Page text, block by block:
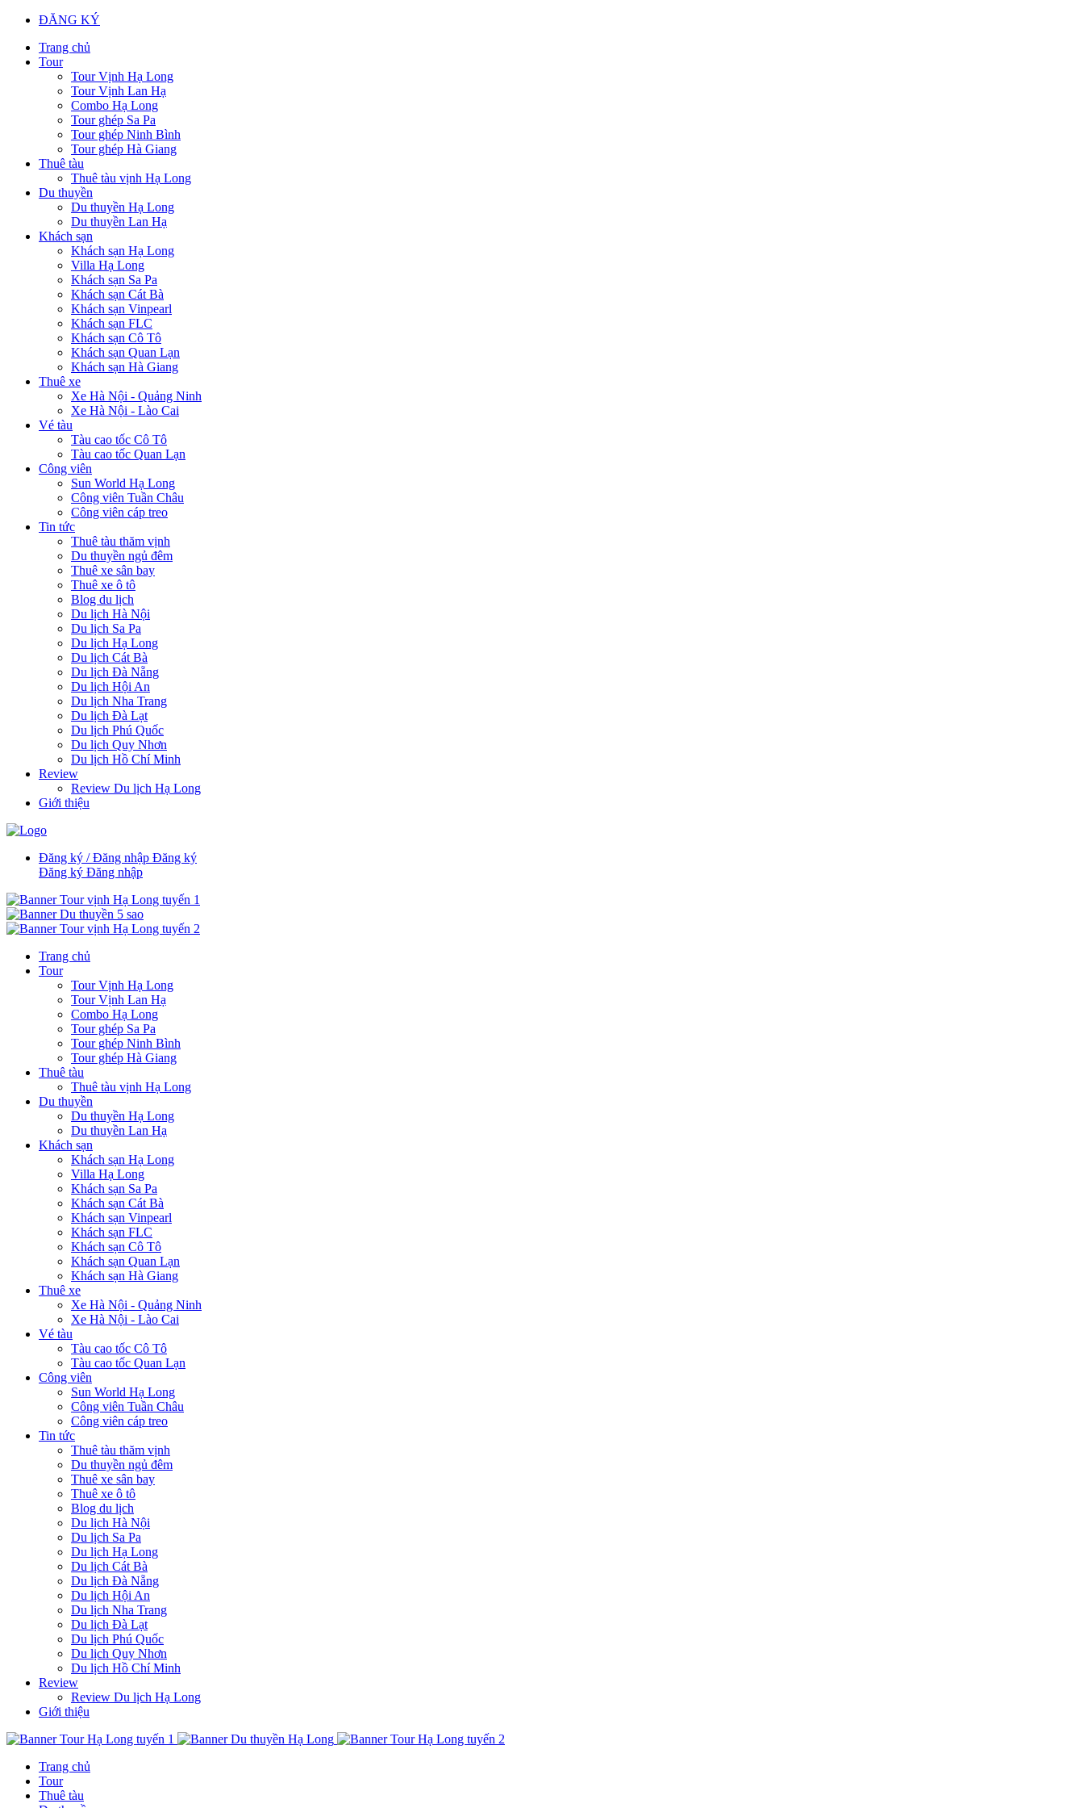
ĐĂNG KÝ
Trang chủ
Tour
Tour Vịnh Hạ Long
Tour Vịnh Lan Hạ
Combo Hạ Long
Tour ghép Sa Pa
Tour ghép Ninh Bình
Tour ghép Hà Giang
Thuê tàu
Thuê tàu vịnh Hạ Long
Du thuyền
Du thuyền Hạ Long
Du thuyền Lan Hạ
Khách sạn
Khách sạn Hạ Long
Villa Hạ Long
Khách sạn Sa Pa
Khách sạn Cát Bà
Khách sạn Vinpearl
Khách sạn FLC
Khách sạn Cô Tô
Khách sạn Quan Lạn
Khách sạn Hà Giang
Thuê xe
Xe Hà Nội - Quảng Ninh
Xe Hà Nội - Lào Cai
Vé tàu
Tàu cao tốc Cô Tô
Tàu cao tốc Quan Lạn
Công viên
Sun World Hạ Long
Công viên Tuần Châu
Công viên cáp treo
Tin tức
Thuê tàu thăm vịnh
Du thuyền ngủ đêm
Thuê xe sân bay
Thuê xe ô tô
Blog du lịch
Du lịch Hà Nội
Du lịch Sa Pa
Du lịch Hạ Long
Du lịch Cát Bà
Du lịch Đà Nẵng
Du lịch Hội An
Du lịch Nha Trang
Du lịch Đà Lạt
Du lịch Phú Quốc
Du lịch Quy Nhơn
Du lịch Hồ Chí Minh
Review
Review Du lịch Hạ Long
Giới thiệu
Đăng ký / Đăng nhập Đăng ký
Đăng ký Đăng nhập
Trang chủ
Tour
Tour Vịnh Hạ Long
Tour Vịnh Lan Hạ
Combo Hạ Long
Tour ghép Sa Pa
Tour ghép Ninh Bình
Tour ghép Hà Giang
Thuê tàu
Thuê tàu vịnh Hạ Long
Du thuyền
Du thuyền Hạ Long
Du thuyền Lan Hạ
Khách sạn
Khách sạn Hạ Long
Villa Hạ Long
Khách sạn Sa Pa
Khách sạn Cát Bà
Khách sạn Vinpearl
Khách sạn FLC
Khách sạn Cô Tô
Khách sạn Quan Lạn
Khách sạn Hà Giang
Thuê xe
Xe Hà Nội - Quảng Ninh
Xe Hà Nội - Lào Cai
Vé tàu
Tàu cao tốc Cô Tô
Tàu cao tốc Quan Lạn
Công viên
Sun World Hạ Long
Công viên Tuần Châu
Công viên cáp treo
Tin tức
Thuê tàu thăm vịnh
Du thuyền ngủ đêm
Thuê xe sân bay
Thuê xe ô tô
Blog du lịch
Du lịch Hà Nội
Du lịch Sa Pa
Du lịch Hạ Long
Du lịch Cát Bà
Du lịch Đà Nẵng
Du lịch Hội An
Du lịch Nha Trang
Du lịch Đà Lạt
Du lịch Phú Quốc
Du lịch Quy Nhơn
Du lịch Hồ Chí Minh
Review
Review Du lịch Hạ Long
Giới thiệu
Trang chủ
Tour
Thuê tàu